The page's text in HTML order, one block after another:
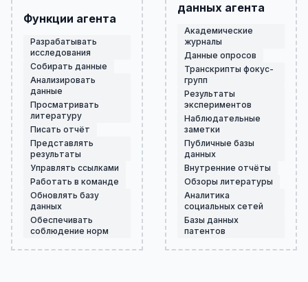
Функции агента
Разрабатывать
исследования
Собирать данные
Анализировать
данные
Просматривать
литературу
Писать отчёт
Представлять
результаты
Управлять ссылками
Работать в команде
Обновлять базу
данных
Обеспечивать
соблюдение норм
данных агента
Академические
журналы
Данные опросов
Транскрипты фокус-
групп
Результаты
экспериментов
Наблюдательные
заметки
Публичные базы
данных
Внутренние отчёты
Обзоры литературы
Аналитика
социальных сетей
Базы данных
патентов